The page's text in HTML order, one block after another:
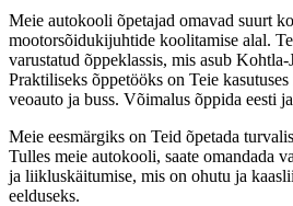
Meie autokooli õpetajad omavad suurt
mootorsõidukijuhtide koolitamise alal.
varustatud õppeklassis, mis asub Kohtla-
Praktiliseks õppetööks on Teie
veoauto ja buss. Võimalus õppida eesti
Meie eesmärgiks on Teid õpetada
Tulles meie autokooli, saate omandada
ja liikluskäitumise, mis on ohutu ja
eelduseks.